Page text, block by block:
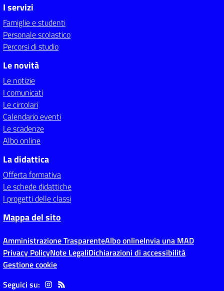
I servizi
Famiglie e studenti
Personale scolastico
Percorsi di studio
Le novità
Le notizie
I comunicati
Le circolari
Calendario eventi
Le scadenze
Albo online
La didattica
Offerta formativa
Le schede didattiche
I progetti delle classi
Mappa del sito
Amministrazione TrasparenteAlbo onlineInvia una MAD
Privacy PolicyNote LegaliDichiarazioni di accessibilità
Gestione cookie
Seguici su: